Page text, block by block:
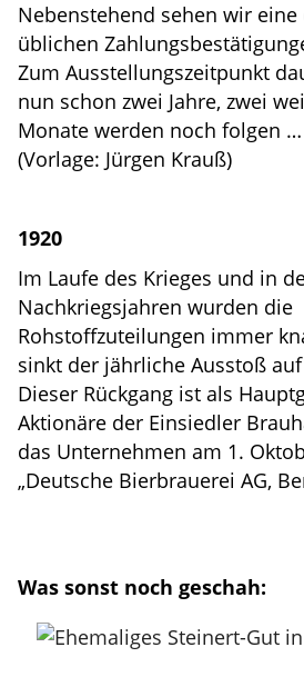
Nebenstehend sehen wir
üblichen
Zum Ausstellungszeitpunkt
nun schon zwei Jahre, zwei
Monate werden noch folgen …
(Vorlage: Jürgen Krauß)
1920
Im Laufe des Krieges und in
Nachkriegsjahren wurden die
Rohstoffzuteilungen immer
sinkt der jährliche Ausstoß
Dieser Rückgang ist als
Aktionäre der Einsiedler
das Unternehmen am 1.
„Deutsche Bierbrauerei AG,
Was sonst noch geschah: